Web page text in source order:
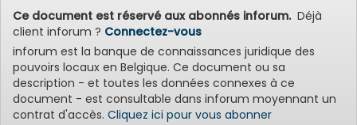
Ce document est réservé aux abonnés inforum.Déjà
client inforum ? Connectez-vous
inforum est la banque de connaissances juridique des
pouvoirs locaux en Belgique. Ce document ou sa
description - et toutes les données connexes à ce
document - est consultable dans inforum moyennant un
contrat d'accès. Cliquez ici pour vous abonner